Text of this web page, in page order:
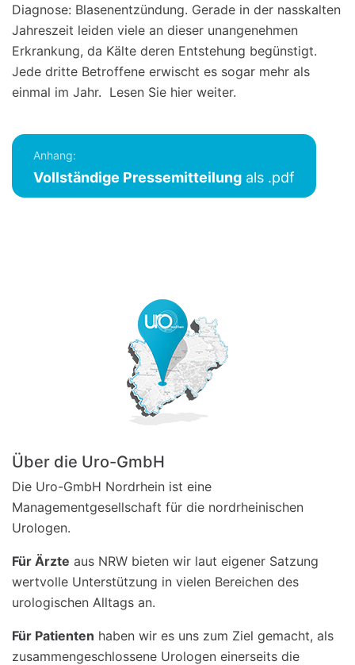
Diagnose: Blasenentzündung. Gerade in der nasskalten
Jahreszeit leiden viele an dieser unangenehmen
Erkrankung, da Kälte deren Entstehung begünstigt.
Jede dritte Betroffene erwischt es sogar mehr als
einmal im Jahr. Lesen Sie hier weiter.
Anhang:
Vollständige Pressemitteilung als .pdf
Über die Uro-GmbH
Die Uro-GmbH Nordrhein ist eine
Managementgesellschaft für die nordrheinischen
Urologen.
Für Ärzte aus NRW bieten wir laut eigener Satzung
wertvolle Unterstützung in vielen Bereichen des
urologischen Alltags an.
Für Patienten haben wir es uns zum Ziel gemacht, als
zusammengeschlossene Urologen einerseits die